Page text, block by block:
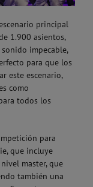
principal
1.900 asientos,
impecable,
para que los
este escenario,
como
todos los
para
que incluye
master, que
también una